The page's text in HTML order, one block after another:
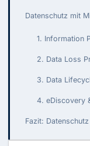
Datenschutz mit
1. Information
2. Data Loss
3. Data
4. eDiscovery
Fazit: